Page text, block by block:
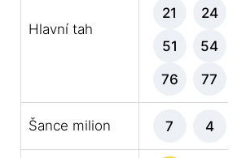
Hlavní tah
21 24
51 54
76 77
Šance milion 7 4